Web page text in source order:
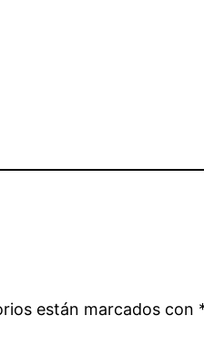
están marcados con